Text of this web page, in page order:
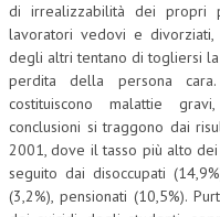
di irrealizzabilità dei propri
lavoratori vedovi e
degli altri tentano di togliersi
perdita della persona
costituiscono malattie
conclusioni si traggono dai
2001, dove il tasso più alto
seguito dai disoccupati
(3,2%), pensionati (10,5%).